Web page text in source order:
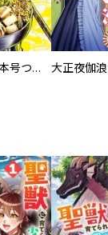
刀剣乱舞～日本号つれづれ酒～